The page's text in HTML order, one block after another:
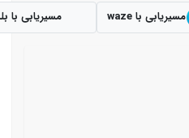
مسیریابی با waze مسیریابی با